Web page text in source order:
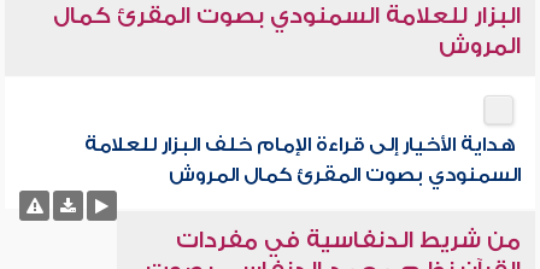
البزار للعلامة السمنودي بصوت المقرئ كمال
المروش
هداية الأخيار إلى قراءة الإمام خلف البزار للعلامة
السمنودي بصوت المقرئ كمال المروش
من شريط الدنفاسية في مفردات